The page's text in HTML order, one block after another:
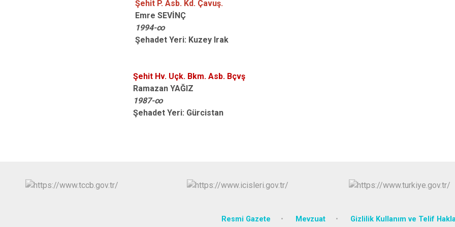
Şehit P. Asb. Kd. Çavuş.
Emre SEVİNÇ
1994-∞
Şehadet Yeri: Kuzey Irak
Şehit Hv. Uçk. Bkm. Asb. Bçvş
Ramazan YAĞIZ
1987-∞
Şehadet Yeri: Gürcistan
Resmi Gazete Mevzuat Gizlilik Kullanım ve Telif